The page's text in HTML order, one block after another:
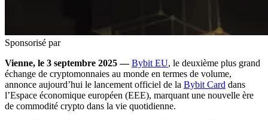
Sponsorisé par
Vienne, le 3 septembre 2025 — Bybit EU, le deuxième plus grand
échange de cryptomonnaies au monde en termes de volume,
annonce aujourd’hui le lancement officiel de la Bybit Card dans
l’Espace économique européen (EEE), marquant une nouvelle ère
de commodité crypto dans la vie quotidienne.